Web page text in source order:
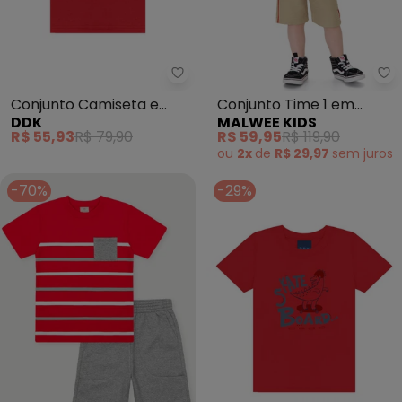
Ddk -
Conjunto Camiseta e
Bermuda (Vermelho)
DDK
R$ 55,93R$ 79,90
Conjunto Time 1 em
Moletinho (Vermelho)
MALWEE KIDS
R$ 59,95R$ 119,90
ou 2x de R$ 29,97 sem juros
-70% -29%